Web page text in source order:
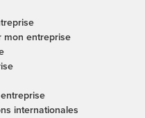
mon entreprise
internationales